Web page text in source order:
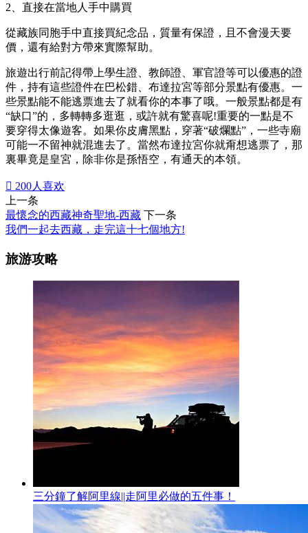
2、直接在當地人手中購買
從藏族同胞手中直接買紀念品，質量有保證，且不會漫天要
價，還有給對方帶來實際幫助。
旅遊出行前記得帶上學生證、教師證、軍官證等可以優惠的證
件，持有這些證件在巴松錯、布達拉宮等部分景點有優惠。一
些景點能不能逃票進去了就看你的本事了哦。一般景點都是有
“缺口”的，多轉轉多逛逛，或許就有驚喜呢!重要的一點是不
要穿得太像遊客。如果你皮膚黑點，穿著“破爛點”，一些寺廟
可能一不留神就混進去了。當然布達拉宮你就甭想逃票了，那
裏畢竟是皇宮，除非你是孫悟空，有通天的本領。
 200人喜欢
上一条
最懷念的西藏神奇聖地-西藏 下一条
我們一起去西藏，走完這十七個地方!
旅游攻略
三分鐘了解阿里線||走阿里必做的五件事！